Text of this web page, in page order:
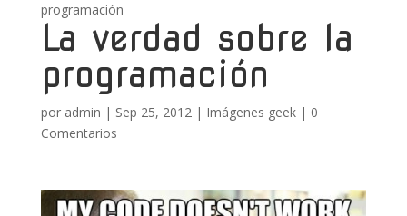
programación
La verdad sobre la
programación
por admin | Sep 25, 2012| Imágenes geek| 0
Comentarios